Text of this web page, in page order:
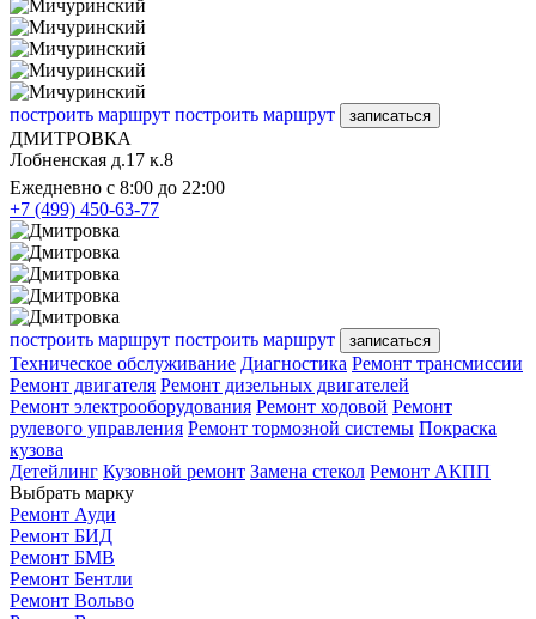
построить маршрут построить маршрут записаться
ДМИТРОВКА
Лобненская д.17 к.8
Ежедневно с 8:00 до 22:00
+7 (499) 450-63-77
построить маршрут построить маршрут записаться
Техническое обслуживание Диагностика Ремонт трансмиссии
Ремонт двигателя Ремонт дизельных двигателей
Ремонт электрооборудования Ремонт ходовой Ремонт
рулевого управления Ремонт тормозной системы Покраска
кузова
Детейлинг Кузовной ремонт Замена стекол Ремонт АКПП
Выбрать марку
Ремонт Ауди
Ремонт БИД
Ремонт БМВ
Ремонт Бентли
Ремонт Вольво